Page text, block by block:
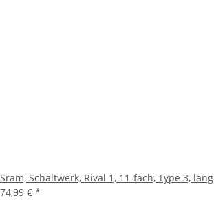
Sram, Schaltwerk, Rival 1, 11-fach, Type 3, lang
74,99 € *